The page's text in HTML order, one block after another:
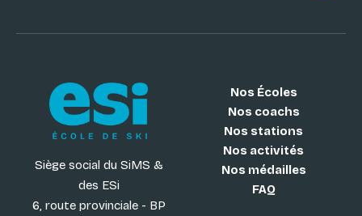
Siège social du SiMS &
des ESi
6, route provinciale - BP
Nos Écoles
Nos coachs
Nos stations
Nos activités
Nos médailles
FAQ